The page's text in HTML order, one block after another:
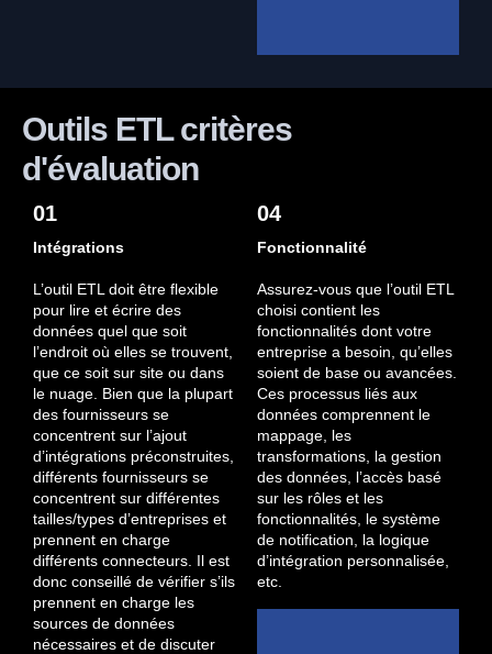
Outils ETL critères
d'évaluation
01
Intégrations
L’outil ETL doit être flexible
pour lire et écrire des
données quel que soit
l’endroit où elles se trouvent,
que ce soit sur site ou dans
le nuage. Bien que la plupart
des fournisseurs se
concentrent sur l’ajout
d’intégrations préconstruites,
différents fournisseurs se
concentrent sur différentes
tailles/types d’entreprises et
prennent en charge
différents connecteurs. Il est
donc conseillé de vérifier s’ils
prennent en charge les
sources de données
nécessaires et de discuter
04
Fonctionnalité
Assurez-vous que l’outil ETL
choisi contient les
fonctionnalités dont votre
entreprise a besoin, qu’elles
soient de base ou avancées.
Ces processus liés aux
données comprennent le
mappage, les
transformations, la gestion
des données, l’accès basé
sur les rôles et les
fonctionnalités, le système
de notification, la logique
d’intégration personnalisée,
etc.